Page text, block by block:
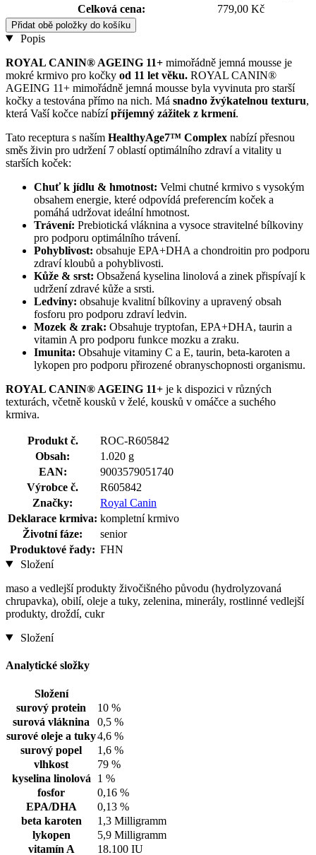
Celková cena:
779,00 Kč
Přidat obě položky do košíku
Popis
ROYAL CANIN® AGEING 11+ mimořádně jemná mousse je
mokré krmivo pro kočky od 11 let věku. ROYAL CANIN®
AGEING 11+ mimořádně jemná mousse byla vyvinuta pro starší
kočky a testována přímo na nich. Má snadno žvýkatelnou texturu,
která Vaší kočce nabízípříjemný zážitek z krmení.
Tato receptura s naším HealthyAge7™ Complex nabízí přesnou
směs živin pro udržení 7 oblastí optimálního zdraví a vitality u
starších koček:
Chuť k jídlu & hmotnost: Velmi chutné krmivo s vysokým
obsahem energie, které odpovídá preferencím koček a
pomáhá udržovat ideální hmotnost.
Trávení: Prebiotická vláknina a vysoce stravitelné bílkoviny
pro podporu optimálního trávení.
Pohyblivost: obsahuje EPA+DHA a chondroitin pro podporu
zdraví kloubů a pohyblivosti.
Kůže & srst: Obsažená kyselina linolová a zinek přispívají k
udržení zdravé kůže a srsti.
Ledviny: obsahuje kvalitní bílkoviny a upravený obsah
fosforu pro podporu zdraví ledvin.
Mozek & zrak: Obsahuje tryptofan, EPA+DHA, taurin a
vitamin A pro podporu funkce mozku a zraku.
Imunita: Obsahuje vitaminy C a E, taurin, beta-karoten a
lykopen pro podporu přirozené obranyschopnosti organismu.
ROYAL CANIN® AGEING 11+ je k dispozici v různých
texturách, včetně kousků v želé, kousků v omáčce a suchého
krmiva.
Produkt č.
ROC-R605842
Obsah:
1.020 g
EAN:
9003579051740
Výrobce č.
R605842
Značky:
Royal Canin
Deklarace krmiva: kompletní krmivo
Životní fáze:
senior
Produktové řady: FHN
Složení
maso a vedlejší produkty živočišného původu (hydrolyzovaná
chrupavka), obilí, oleje a tuky, zelenina, minerály, rostlinné vedlejší
produkty, droždí, cukr
Složení
Analytické složky
Složení
surový protein
10 %
surová vláknina
0,5 %
surové oleje a tuky4,6 %
surový popel
1,6 %
vlhkost
79 %
kyselina linolová
1 %
fosfor
0,16 %
EPA/DHA
0,13 %
beta karoten
1,3 Milligramm
lykopen
5,9 Milligramm
vitamín A
18.100 IU